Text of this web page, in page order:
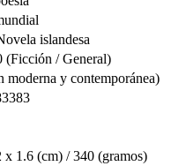
islandesa
(Ficción / General)
moderna y contemporánea)
x 1.6 (cm) / 340 (gramos)